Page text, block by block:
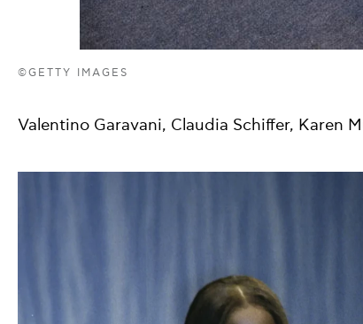
©GETTY IMAGES
Valentino Garavani, Claudia Schiffer, Karen